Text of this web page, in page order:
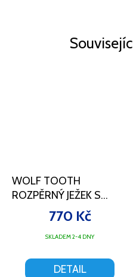
WOLF TOOTH
ROZPĚRNÝ JEŽEK S
KRYTKOU
COMPRESSION PLUG
SKLADEM 2-4 DNY
770 Kč
DETAIL